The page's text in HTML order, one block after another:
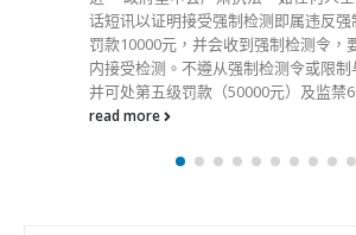
话短讯以证明接受强制检测即属违反
罚款10000元，并会收到强制检测令，
内接受检测。不遵从强制检测令或限制
并可处第五级罚款（50000元）及监禁
read more